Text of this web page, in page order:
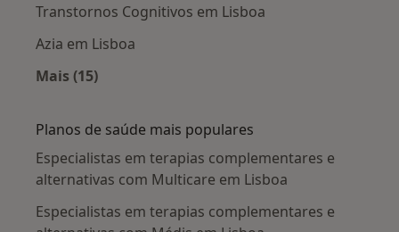
Transtornos Cognitivos em Lisboa
Azia em Lisboa
Mais (15)
Planos de saúde mais populares
Especialistas em terapias complementares e
alternativas com Multicare em Lisboa
Especialistas em terapias complementares e